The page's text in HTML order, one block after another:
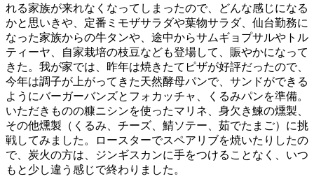
れる家族が来れなくなってしまったので、どんな感じになる
かと思いきや、定番ミモザサラダや葉物サラダ、仙台勤務に
なった家族からの牛タンや、途中からサムギョプサルやトル
ティーヤ、自家栽培の枝豆なども登場して、賑やかになって
きた。我が家では、昨年は焼きたてピザが好評だったので、
今年は調子が上がってきた天然酵母パンで、サンドができる
ようにバーガーバンズとフォカッチャ、くるみパンを準備。
いただきものの糠ニシンを使ったマリネ、身欠き鰊の燻製、
その他燻製（くるみ、チーズ、鯖ソテー、茹でたまご）に挑
戦してみました。ロースターでスペアリブを焼いたりしたの
で、炭火の方は、ジンギスカンに手をつけることなく、いつ
もと少し違う感じで終わりました。